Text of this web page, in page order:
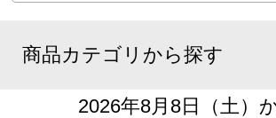
商品カテゴリから探す
2026年8月8日（土）